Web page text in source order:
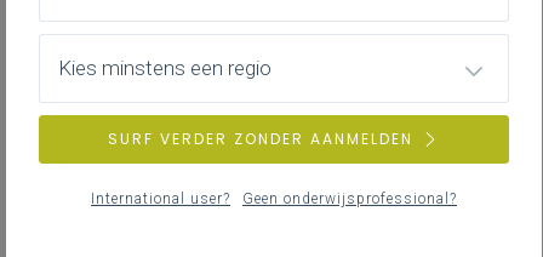
Bedrijfsorganisatie S - 3de graad - D/A-finaliteit
Commerciële organisatie S - 3de graad - D/A-finaliteit
Kies minstens een regio
SURF VERDER ZONDER AANMELDEN
International user? Geen onderwijsprofessional?